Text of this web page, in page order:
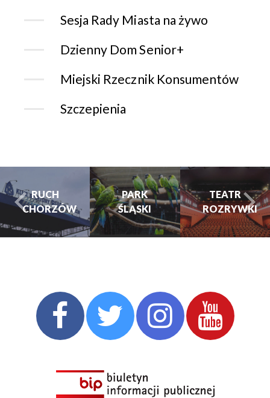
Sesja Rady Miasta na żywo
Dzienny Dom Senior+
Miejski Rzecznik Konsumentów
Szczepienia
PARK
ŚLĄSKI
TEATR
ROZRYWKI
PARK
ŚLĄSKI
CHORZOWSKIE
CENTRUM
KULTURY
GRAJFKA
turysta.Previous